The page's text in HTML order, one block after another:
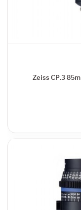
Zeiss CP.3